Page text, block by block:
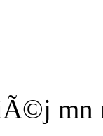
mn